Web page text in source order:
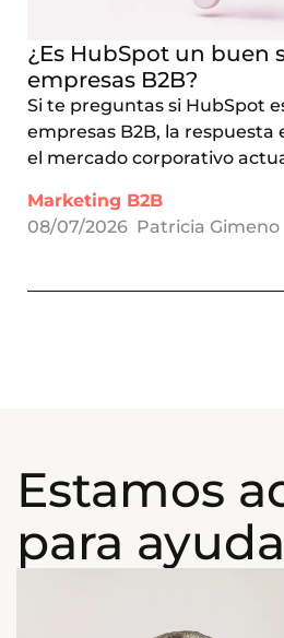
¿Es HubSpot un buen
empresas B2B?
Si te preguntas si HubSpot
empresas B2B, la respuesta
el mercado corporativo
Marketing B2B
08/07/2026 Patricia Gimeno
Estamos
para